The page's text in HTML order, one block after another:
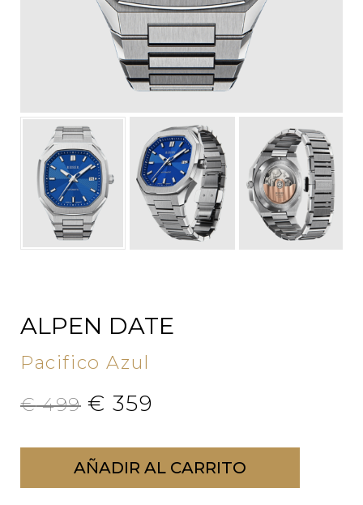
ALPEN DATE
Pacifico Azul
€499 € 359
AÑADIR AL CARRITO